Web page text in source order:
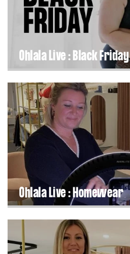
Ohlala Live : Black Friday
Ohlala Live : Homewear